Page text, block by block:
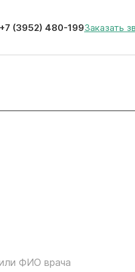
+7 (3952) 480-199Заказать
ФИО врача